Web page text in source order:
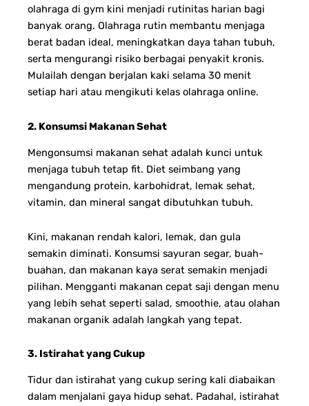
olahraga di gym kini menjadi rutinitas harian bagi
banyak orang. Olahraga rutin membantu menjaga
berat badan ideal, meningkatkan daya tahan tubuh,
serta mengurangi risiko berbagai penyakit kronis.
Mulailah dengan berjalan kaki selama 30 menit
setiap hari atau mengikuti kelas olahraga online.
2. Konsumsi Makanan Sehat
Mengonsumsi makanan sehat adalah kunci untuk
menjaga tubuh tetap fit. Diet seimbang yang
mengandung protein, karbohidrat, lemak sehat,
vitamin, dan mineral sangat dibutuhkan tubuh.
Kini, makanan rendah kalori, lemak, dan gula
semakin diminati. Konsumsi sayuran segar, buah-
buahan, dan makanan kaya serat semakin menjadi
pilihan. Mengganti makanan cepat saji dengan menu
yang lebih sehat seperti salad, smoothie, atau olahan
makanan organik adalah langkah yang tepat.
3. Istirahat yang Cukup
Tidur dan istirahat yang cukup sering kali diabaikan
dalam menjalani gaya hidup sehat. Padahal, istirahat